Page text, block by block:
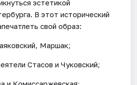
эстетикой
В этот исторический
свой образ:
Маршак;
Стасов и Чуковский;